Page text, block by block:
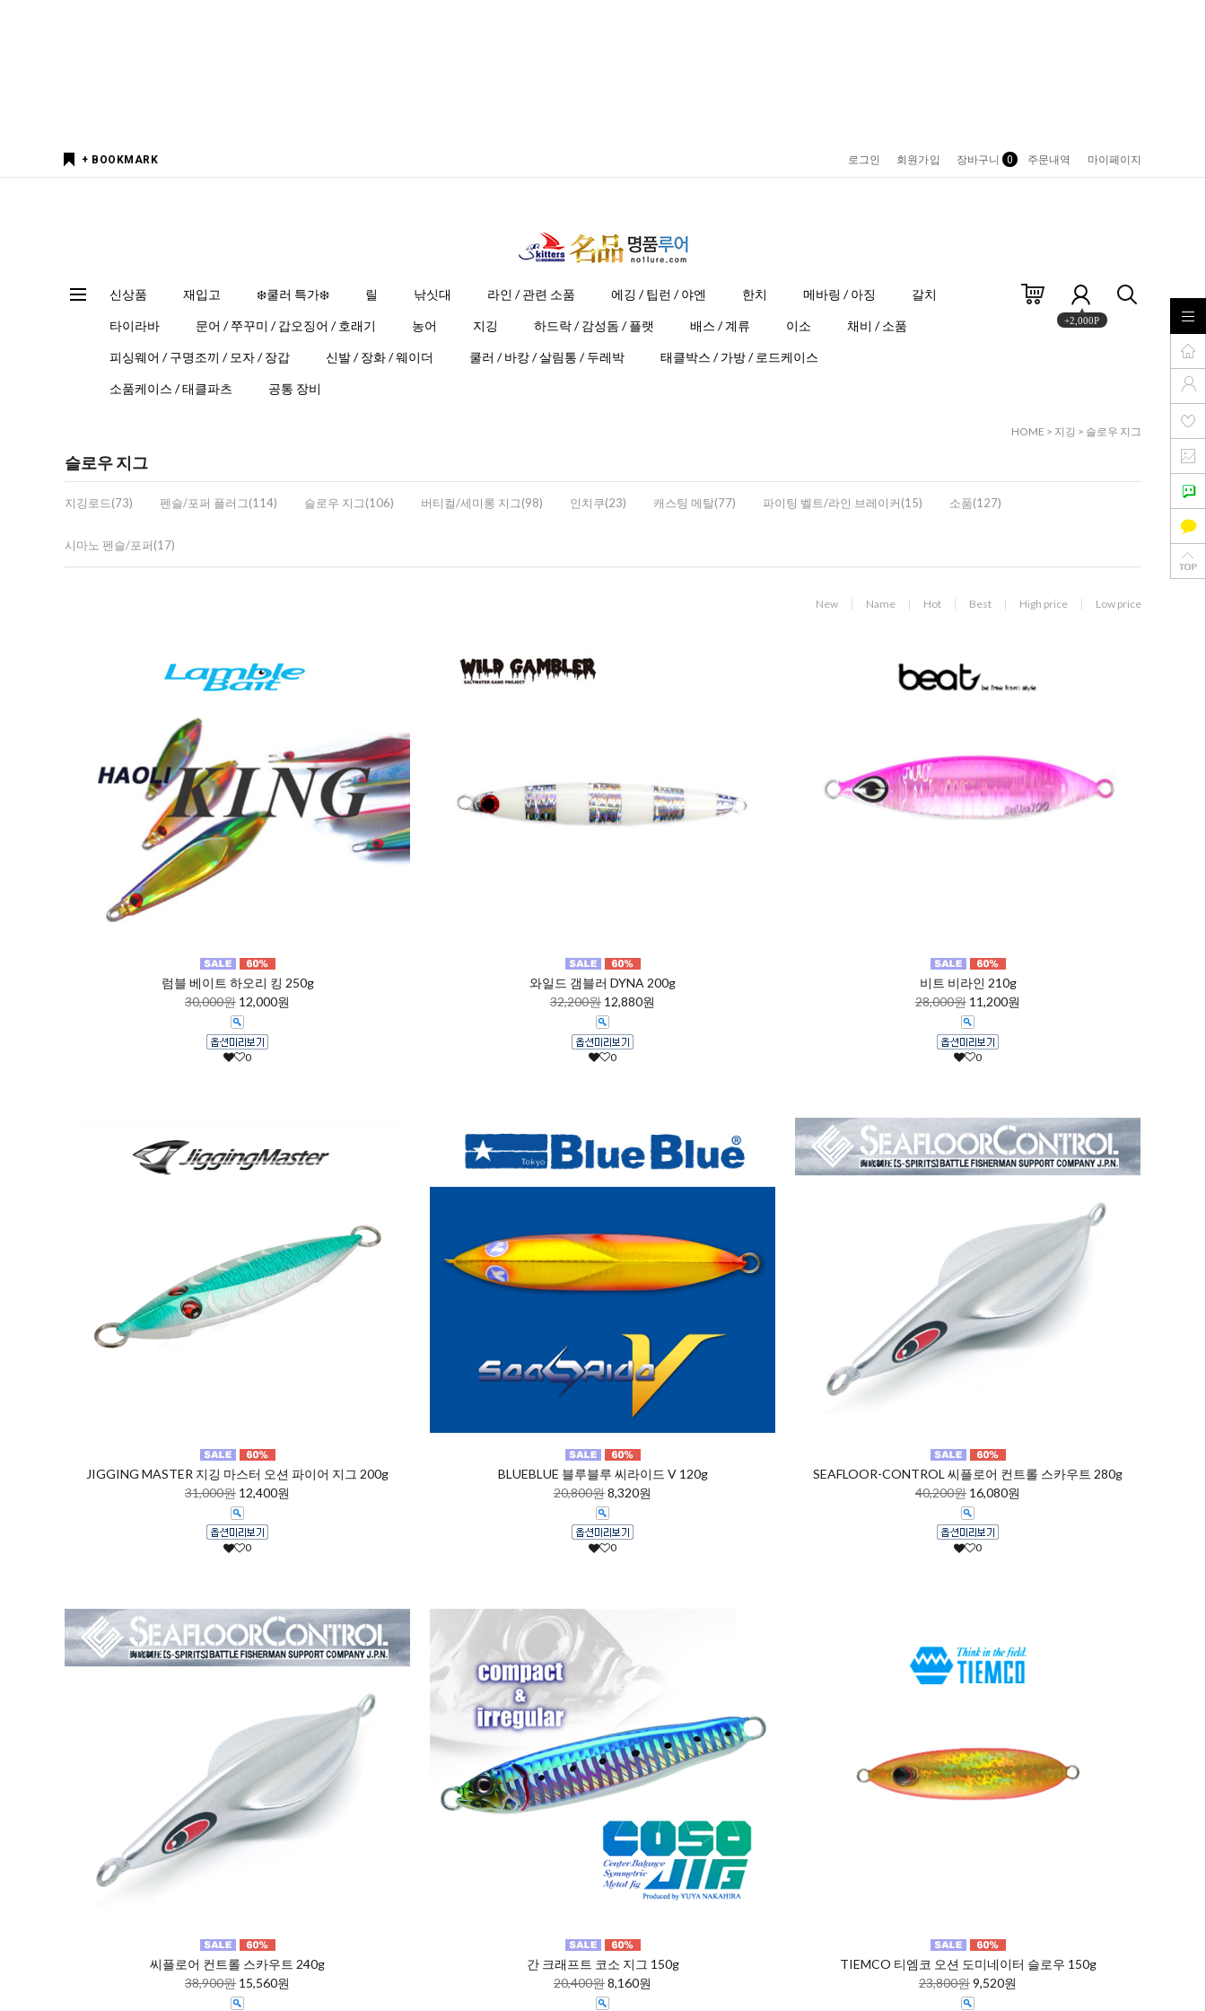
+ BOOKMARK 로그인 회원가입 장바구니 0 주문내역 마이페이지
신상품 재입고 ❄️쿨러 특가❄️ 릴 낚싯대 라인 / 관련 소품 에깅 / 팁런 / 야엔 한치 메바링 / 아징 갈치
타이라바 문어 / 쭈꾸미 / 갑오징어 / 호래기 농어 지깅 하드락 / 감성돔 / 플랫 배스 / 계류 이소 채비 / 소품
피싱웨어 / 구명조끼 / 모자 / 장갑 신발 / 장화 / 웨이더 쿨러 / 바캉 / 살림통 / 두레박 태클박스 / 가방 / 로드케이스
소품케이스 / 태클파츠 공통 장비
+2,000P
HOME > 지깅 > 슬로우 지그
슬로우 지그
지깅로드(73) 펜슬/포퍼 플러그(114) 슬로우 지그(106) 버티컬/세미롱 지그(98) 인치쿠(23) 캐스팅 메탈(77) 파이팅 벨트/라인 브레이커(15) 소품(127)
시마노 펜슬/포퍼(17)
New Name Hot Best High price Low price
럼블 베이트 하오리 킹 250g
30,000원 12,000원
0
와일드 갬블러 DYNA 200g
32,200원 12,880원
0
비트 비라인 210g
28,000원 11,200원
0
JIGGING MASTER 지깅 마스터 오션 파이어 지그 200g
31,000원 12,400원
0
BLUEBLUE 블루블루 씨라이드 V 120g
20,800원8,320원
0
SEAFLOOR-CONTROL 씨플로어 컨트롤 스카우트 280g
40,200원 16,080원
0
씨플로어 컨트롤 스카우트 240g
38,900원 15,560원
간 크래프트 코소 지그 150g
20,400원8,160원
TIEMCO 티엠코 오션 도미네이터 슬로우 150g
23,800원9,520원